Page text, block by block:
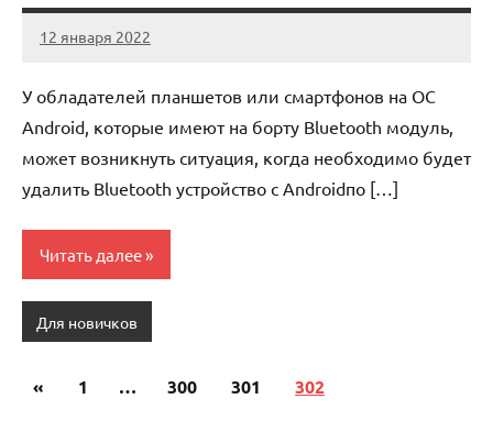
12 января 2022
anti_shpion_
Нет
У обладателей планшетов или смартфонов на ОС
Android, которые имеют на борту Bluetooth модуль,
может возникнуть ситуация, когда необходимо будет
удалить Bluetooth устройство с Androidпо […]
Читать далее
Для новичков
« Предыдущие
1 … 300 301 302